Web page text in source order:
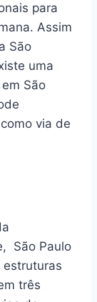
para
Assim
São
uma
São
via de
São Paulo
estruturas
três